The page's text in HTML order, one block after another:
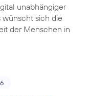
unabhängiger
wünscht sich die
der Menschen in